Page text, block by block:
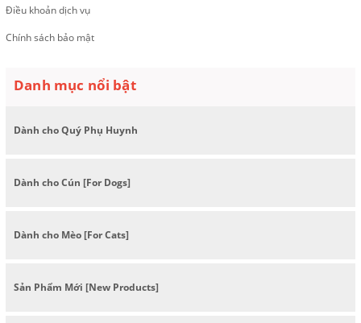
Điều khoản dịch vụ
Chính sách bảo mật
Danh mục nổi bật
Dành cho Quý Phụ Huynh
Dành cho Cún [For Dogs]
Dành cho Mèo [For Cats]
Sản Phẩm Mới [New Products]